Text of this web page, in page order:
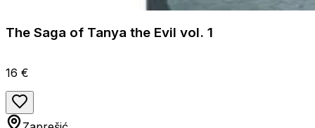
The Saga of Tanya the Evil vol. 1
16 €